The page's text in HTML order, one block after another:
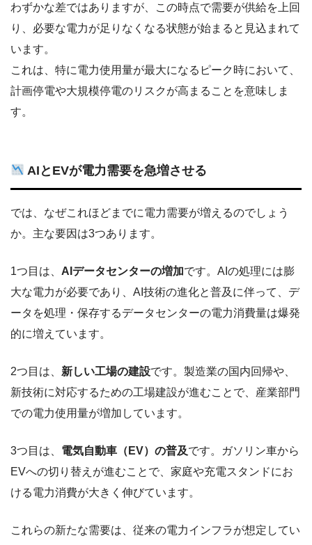
わずかな差ではありますが、この時点で需要が供給を上回
り、必要な電力が足りなくなる状態が始まると見込まれて
います。
これは、特に電力使用量が最大になるピーク時において、
計画停電や大規模停電のリスクが高まることを意味しま
す。
AIとEVが電力需要を急増させる
では、なぜこれほどまでに電力需要が増えるのでしょう
か。主な要因は3つあります。
1つ目は、 AIデータセンターの増加です。AIの処理には膨
大な電力が必要であり、AI技術の進化と普及に伴って、デ
ータを処理・保存するデータセンターの電力消費量は爆発
的に増えています。
2つ目は、 新しい工場の建設です。製造業の国内回帰や、
新技術に対応するための工場建設が進むことで、産業部門
での電力使用量が増加しています。
3つ目は、 電気自動車（EV）の普及です。ガソリン車から
EVへの切り替えが進むことで、家庭や充電スタンドにお
ける電力消費が大きく伸びています。
これらの新たな需要は、従来の電力インフラが想定してい